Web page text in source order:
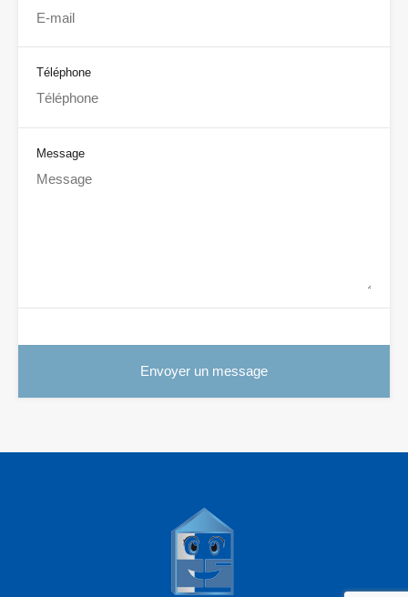
Téléphone
Message